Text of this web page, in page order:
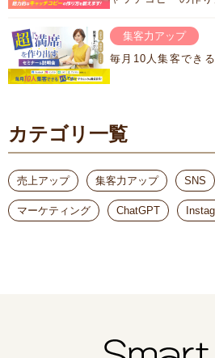
集客力アップ
毎月10人集客でき
カテゴリ一覧
売上アップ 集客力アップ SNS
マーケティング ChatGPT